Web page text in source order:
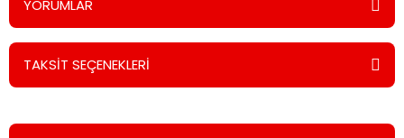
YORUMLAR
Bu ürüne ilk yorumu siz yapın!
TAKSİT SEÇENEKLERİ